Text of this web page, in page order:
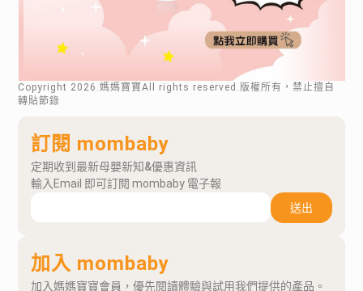
Copyright 2026 .媽媽寶寶All rights reserved.版權所有，禁止擅自
轉貼節錄
訂閱 mombaby
定期收到最新母嬰新知&優惠資訊
輸入Email 即可訂閱 mombaby 電子報
送出
加入 mombaby
加入媽媽寶寶會員，優先閱讀體驗與試用我們提供的產品。